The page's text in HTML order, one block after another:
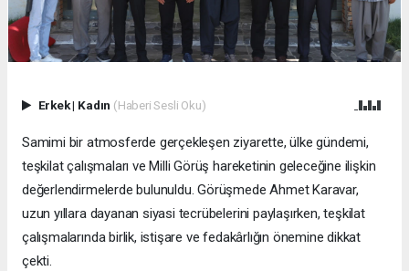
Erkek| Kadın (Haberi Sesli Oku)
Samimi bir atmosferde gerçekleşen ziyarette, ülke gündemi,
teşkilat çalışmaları ve Milli Görüş hareketinin geleceğine ilişkin
değerlendirmelerde bulunuldu. Görüşmede Ahmet Karavar,
uzun yıllara dayanan siyasi tecrübelerini paylaşırken, teşkilat
çalışmalarında birlik, istişare ve fedakârlığın önemine dikkat
çekti.